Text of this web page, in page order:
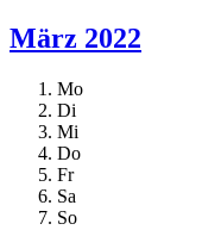
März 2022
Mo
Di
Mi
Do
Fr
Sa
So